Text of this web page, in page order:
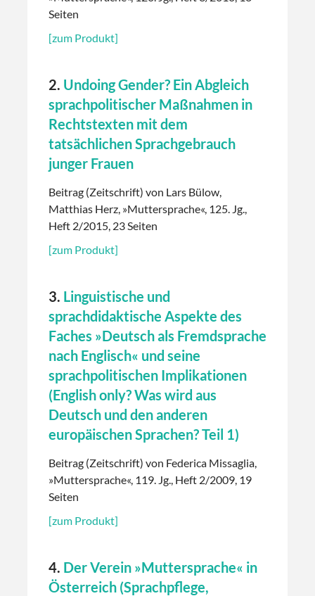
Seiten
[zum Produkt]
2. Undoing Gender? Ein Abgleich
sprachpolitischer Maßnahmen in
Rechtstexten mit dem
tatsächlichen Sprachgebrauch
junger Frauen
Beitrag (Zeitschrift) von Lars Bülow,
Matthias Herz, »Muttersprache«, 125. Jg.,
Heft 2/2015, 23 Seiten
[zum Produkt]
3. Linguistische und
sprachdidaktische Aspekte des
Faches »Deutsch als Fremdsprache
nach Englisch« und seine
sprachpolitischen Implikationen
(English only? Was wird aus
Deutsch und den anderen
europäischen Sprachen? Teil 1)
Beitrag (Zeitschrift) von Federica Missaglia,
»Muttersprache«, 119. Jg., Heft 2/2009, 19
Seiten
[zum Produkt]
4. Der Verein »Muttersprache« in
Österreich (Sprachpflege,